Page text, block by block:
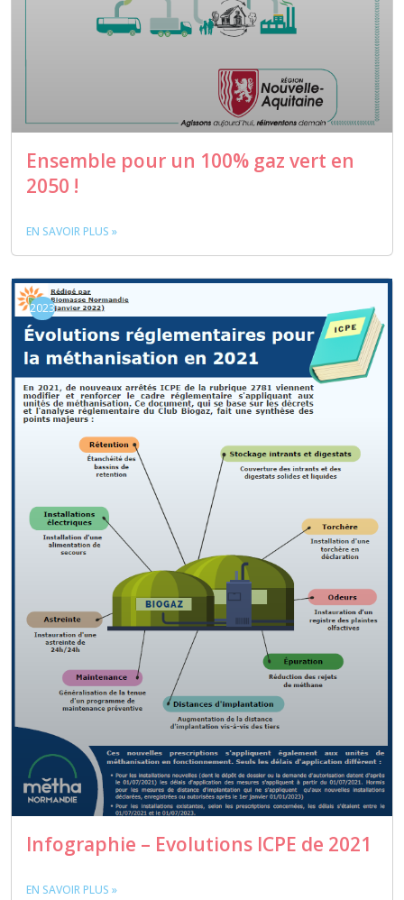
Ensemble pour un 100% gaz vert en
2050 !
EN SAVOIR PLUS »
2023
Infographie – Evolutions ICPE de 2021
EN SAVOIR PLUS »